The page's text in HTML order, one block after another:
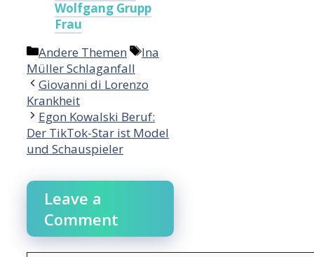
Wolfgang Grupp
Frau
Categories
Andere Themen Tags
Ina
Müller Schlaganfall
Giovanni di Lorenzo
Krankheit
Egon Kowalski Beruf:
Der TikTok-Star ist Model
und Schauspieler
Leave a
Comment